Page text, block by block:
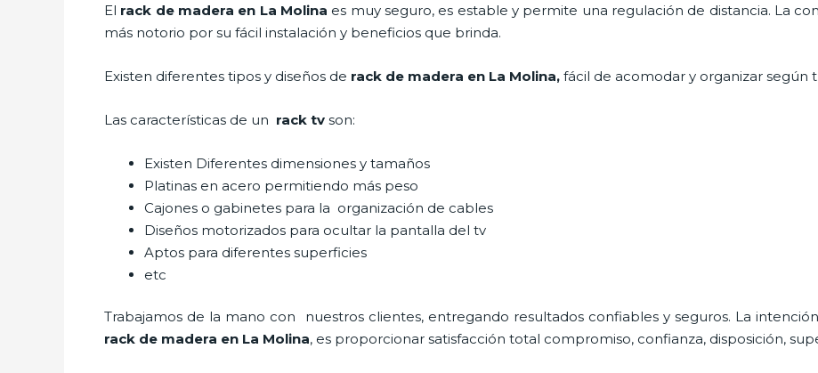
El rack de madera en La Molina es muy seguro, es estable y permite una regulación de distancia. La
más notorio por su fácil instalación y beneficios que brinda.
Existen diferentes tipos y diseños de rack de madera en La Molina, fácil de acomodar y organizar según
Las características de un rack tv son:
Existen Diferentes dimensiones y tamaños
Platinas en acero permitiendo más peso
Cajones o gabinetes para la organización de cables
Diseños motorizados para ocultar la pantalla del tv
Aptos para diferentes superficies
etc
Trabajamos de la mano con nuestros clientes, entregando resultados confiables y seguros. La
rack de madera en La Molina, es proporcionar satisfacción total compromiso, confianza, disposición,